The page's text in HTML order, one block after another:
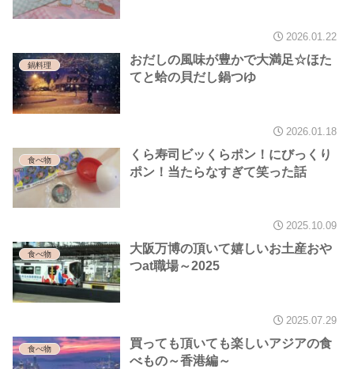
2026.01.22
鍋料理
おだしの風味が豊かで大満足☆ほた
てと蛤の貝だし鍋つゆ
2026.01.18
食べ物
くら寿司ビッくらポン！にびっくり
ポン！当たらなすぎて笑った話
2025.10.09
食べ物
大阪万博の頂いて嬉しいお土産おや
つat職場～2025
2025.07.29
食べ物
買っても頂いても楽しいアジアの食
べもの～香港編～